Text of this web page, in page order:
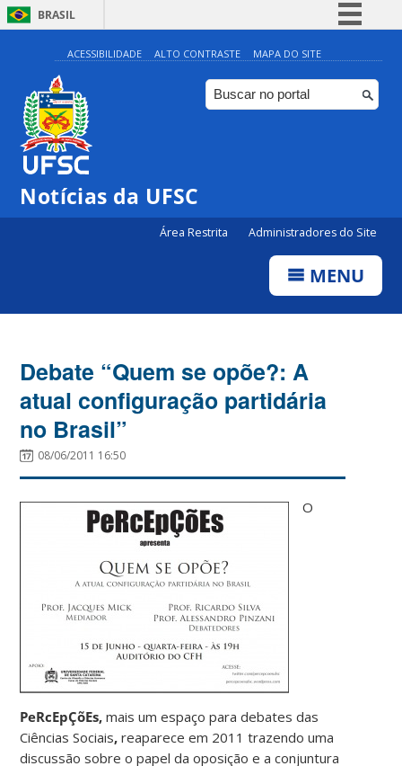
BRASIL
Simplifique!
Comunica BR
Participe
ACESSIBILIDADE ALTO CONTRASTE MAPA DO SITE
Notícias da UFSC
Área Restrita Administradores do Site
MENU
Debate “Quem se opõe?: A
atual configuração partidária
no Brasil”
08/06/2011 16:50
O
PeRcEpÇõEs, mais um espaço para debates das
Ciências Sociais, reaparece em 2011 trazendo uma
discussão sobre o papel da oposição e a conjuntura